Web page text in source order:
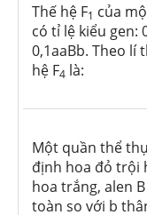
Thế hệ F1 của
có tỉ lệ kiểu gen:
0,1aaBb. Theo lí
hệ F4 là:
Một quần thể
định hoa đỏ trội
hoa trắng, alen
toàn so với b